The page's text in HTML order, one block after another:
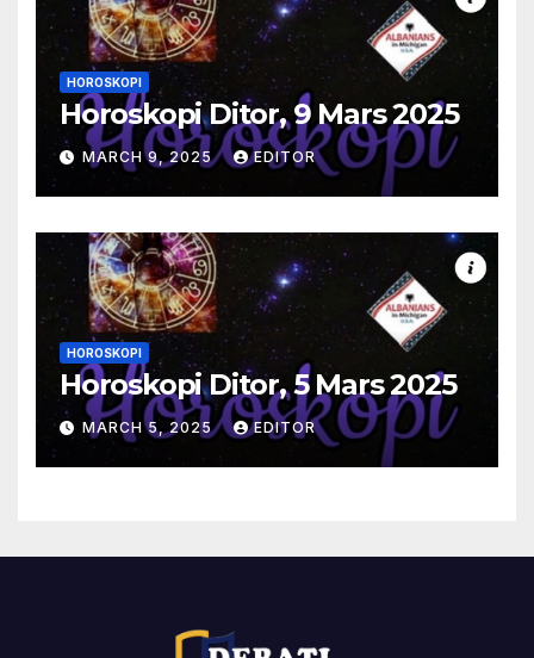
HOROSKOPI
Horoskopi Ditor, 9 Mars 2025
MARCH 9, 2025 EDITOR
HOROSKOPI
Horoskopi Ditor, 5 Mars 2025
MARCH 5, 2025 EDITOR